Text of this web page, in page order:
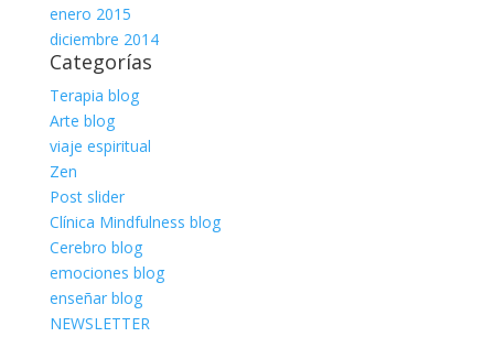
enero 2015
diciembre 2014
Categorías
Terapia blog
Arte blog
viaje espiritual
Zen
Post slider
Clínica Mindfulness blog
Cerebro blog
emociones blog
enseñar blog
NEWSLETTER